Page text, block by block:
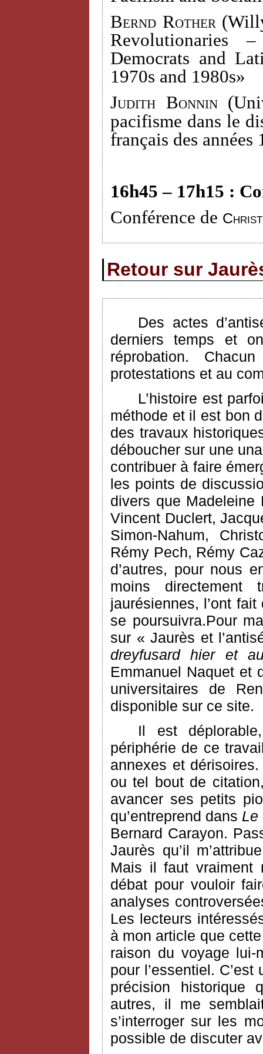
Bernd Rother
Revolutionaries
Democrats and
1970s and 1980s»
Judith Bonnin (
pacifisme dans le
français des années
16h45 – 17h15 :
Conférence de
Retour sur
Des actes
derniers temps et
réprobation.
protestations et au
L’histoire est
méthode et il est bon
des travaux
déboucher sur une
contribuer à faire
les points de
divers que Madeleine
Vincent Duclert,
Simon-Nahum,
Rémy Pech, Rémy
d’autres, pour nous
moins
jaurésiennes, l’ont
se poursuivra.Pour
sur « Jaurès et
dreyfusard hier et
Emmanuel Naquet et
universitaires de
disponible sur ce site.
Il est
périphérie de ce
annexes et
ou tel bout de
avancer ses petits
qu’entreprend dans Le
Bernard Carayon.
Jaurès qu’il
Mais il faut vraiment
débat pour vouloir
analyses
Les lecteurs
à mon article que
raison du voyage
pour l’essentiel.
précision historique
autres, il me
s’interroger sur les
possible de discuter